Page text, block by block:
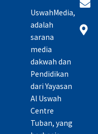
UswahMedia,
adalah
sarana
media
dakwah dan
Pendidikan
dari Yayasan
Al Uswah
Centre
Tuban, yang